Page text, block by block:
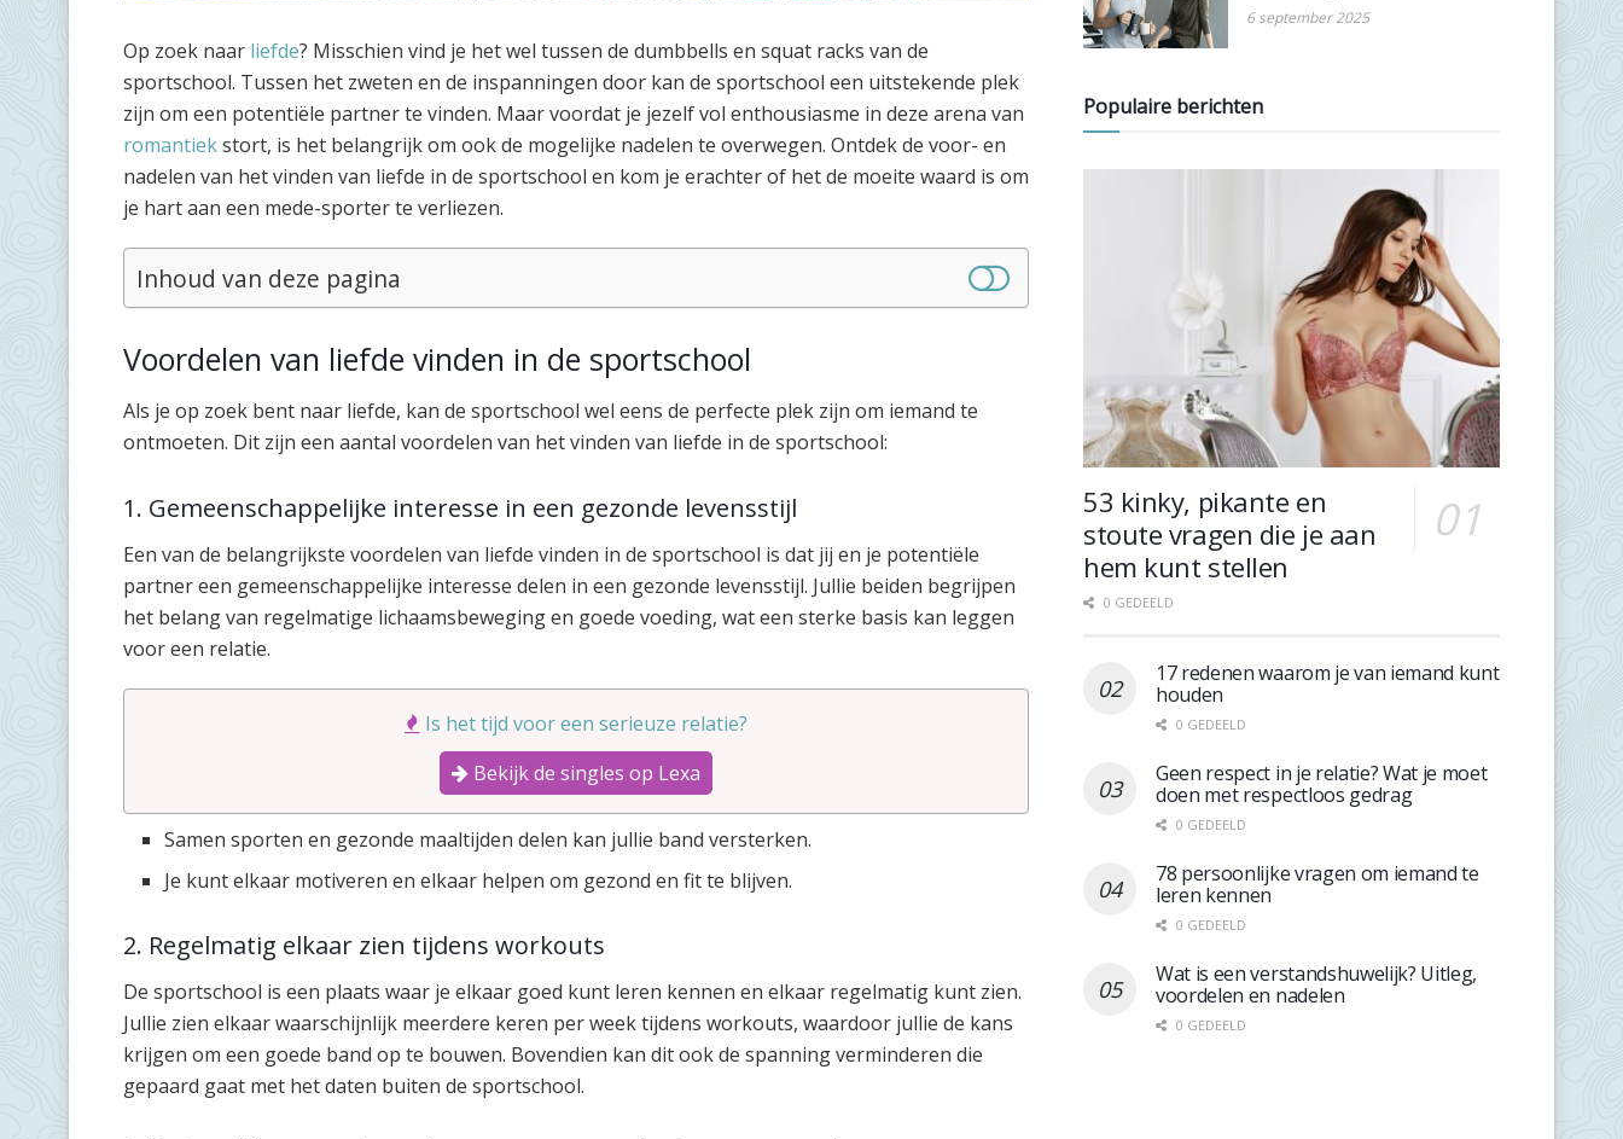
Op zoek naar liefde? Misschien vind je het wel tussen de dumbbells en squat racks van de
sportschool. Tussen het zweten en de inspanningen door kan de sportschool een uitstekende plek
zijn om een potentiële partner te vinden. Maar voordat je jezelf vol enthousiasme in deze arena van
romantiekstort, is het belangrijk om ook de mogelijke nadelen te overwegen. Ontdek de voor- en
nadelen van het vinden van liefde in de sportschool en kom je erachter of het de moeite waard is om
je hart aan een mede-sporter te verliezen.
Inhoud van deze pagina
Voordelen van liefde vinden in de sportschool
Als je op zoek bent naar liefde, kan de sportschool wel eens de perfecte plek zijn om iemand te
ontmoeten. Dit zijn een aantal voordelen van het vinden van liefde in de sportschool:
1. Gemeenschappelijke interesse in een gezonde levensstijl
Een van de belangrijkste voordelen van liefde vinden in de sportschool is dat jij en je potentiële
partner een gemeenschappelijke interesse delen in een gezonde levensstijl. Jullie beiden begrijpen
het belang van regelmatige lichaamsbeweging en goede voeding, wat een sterke basis kan leggen
voor een relatie.
Is het tijd voor een serieuze relatie?
Bekijk de singles op Lexa
Samen sporten en gezonde maaltijden delen kan jullie band versterken.
Je kunt elkaar motiveren en elkaar helpen om gezond en fit te blijven.
2. Regelmatig elkaar zien tijdens workouts
De sportschool is een plaats waar je elkaar goed kunt leren kennen en elkaar regelmatig kunt zien.
Jullie zien elkaar waarschijnlijk meerdere keren per week tijdens workouts, waardoor jullie de kans
krijgen om een goede band op te bouwen. Bovendien kan dit ook de spanning verminderen die
gepaard gaat met het daten buiten de sportschool.
6 september 2025
Populaire berichten
53 kinky, pikante en
stoute vragen die je aan
hem kunt stellen
0 GEDEELD
17 redenen waarom je van iemand kunt
houden
0 GEDEELD
Geen respect in je relatie? Wat je moet
doen met respectloos gedrag
0 GEDEELD
78 persoonlijke vragen om iemand te
leren kennen
0 GEDEELD
Wat is een verstandshuwelijk? Uitleg,
voordelen en nadelen
0 GEDEELD